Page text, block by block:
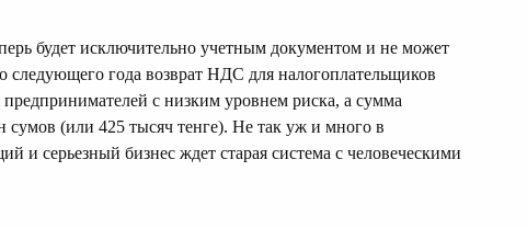
будет исключительно учетным документом и не может
следующего года возврат НДС для налогоплательщиков
предпринимателей с низким уровнем риска, а сумма
(или 425 тысяч тенге). Не так уж и много в
и серьезный бизнес ждет старая система с человеческими